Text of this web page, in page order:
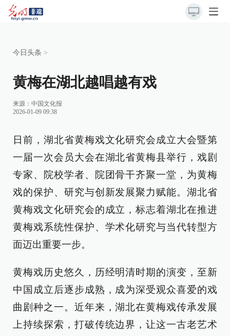
今日头条 >
黄梅在湖北越唱越有戏
来源： 中国文化报
2026-01-09 09:38
日前，湖北省黄梅戏文化研究会成立大会暨第
一届一次会员大会在湖北省黄梅县举行，戏剧
专家、院校学者、院团骨干齐聚一堂，为黄梅
戏的保护、研究与创新发展聚力赋能。湖北省
黄梅戏文化研究会的成立，标志着湖北在推进
黄梅戏系统性保护、学术化研究与当代转型方
面迈出重要一步。
黄梅戏历史悠久，历经明清时期的演变，至新
中国成立后逐步成熟，成为深受观众喜爱的戏
曲剧种之一。近年来，湖北在黄梅戏传承发展
上持续探索，打破传统边界，让这一古老艺术